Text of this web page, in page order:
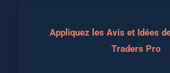
Appliquez les Avis et Idées
Traders Pro